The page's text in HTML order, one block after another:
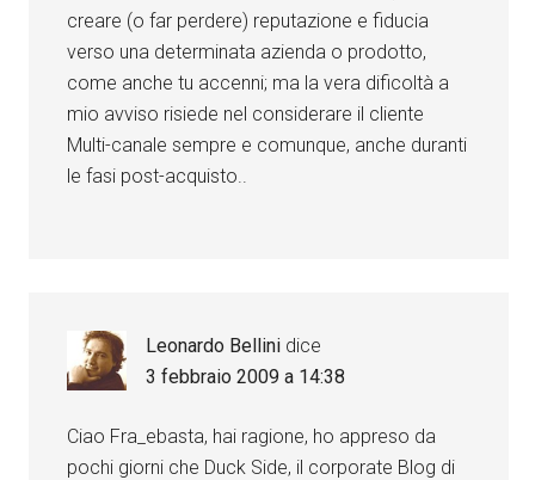
creare (o far perdere) reputazione e fiducia
verso una determinata azienda o prodotto,
come anche tu accenni; ma la vera dificoltà a
mio avviso risiede nel considerare il cliente
Multi-canale sempre e comunque, anche duranti
le fasi post-acquisto..
Leonardo Bellini dice
3 febbraio 2009 a 14:38
Ciao Fra_ebasta, hai ragione, ho appreso da
pochi giorni che Duck Side, il corporate Blog di